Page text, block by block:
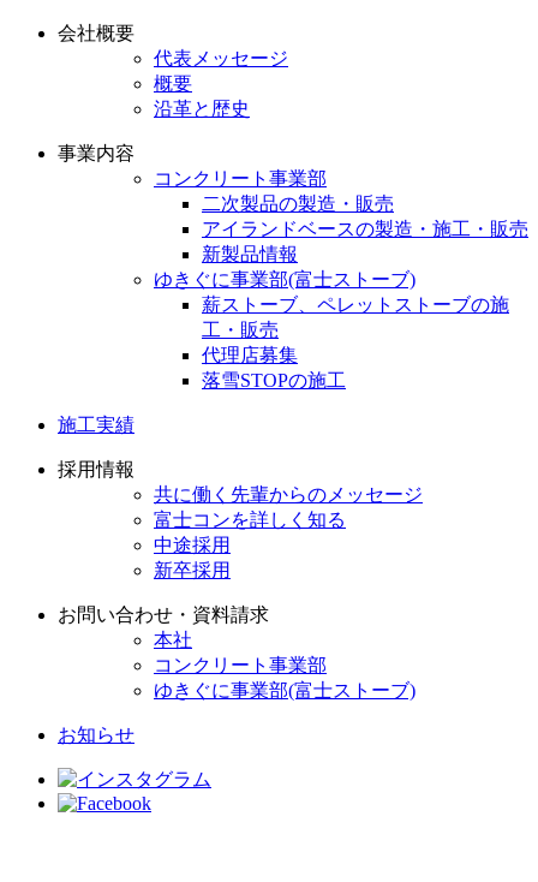
会社概要
代表メッセージ
概要
沿革と歴史
事業内容
コンクリート事業部
二次製品の製造・販売
アイランドベースの製造・施工・販売
新製品情報
ゆきぐに事業部(富士ストーブ)
薪ストーブ、ペレットストーブの施
工・販売
代理店募集
落雪STOPの施工
施工実績
採用情報
共に働く先輩からのメッセージ
富士コンを詳しく知る
中途採用
新卒採用
お問い合わせ・資料請求
本社
コンクリート事業部
ゆきぐに事業部(富士ストーブ)
お知らせ